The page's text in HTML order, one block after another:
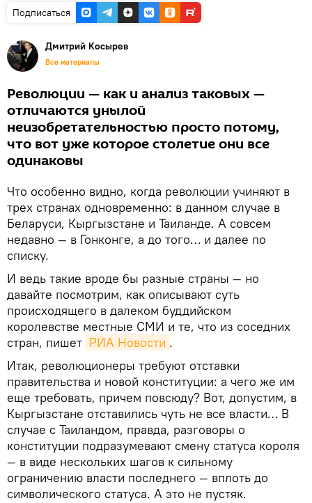
Подписаться
Дмитрий Косырев
Все материалы
Революции — как и анализ таковых —
отличаются унылой
неизобретательностью просто потому,
что вот уже которое столетие они все
одинаковы
Что особенно видно, когда революции учиняют в
трех странах одновременно: в данном случае в
Беларуси, Кыргызстане и Таиланде. А совсем
недавно — в Гонконге, а до того… и далее по
списку.
И ведь такие вроде бы разные страны — но
давайте посмотрим, как описывают суть
происходящего в далеком буддийском
королевстве местные СМИ и те, что из соседних
стран, пишет РИА Новости .
Итак, революционеры требуют отставки
правительства и новой конституции: а чего же им
еще требовать, причем повсюду? Вот, допустим, в
Кыргызстане отставились чуть не все власти… В
случае с Таиландом, правда, разговоры о
конституции подразумевают смену статуса короля
— в виде нескольких шагов к сильному
ограничению власти последнего — вплоть до
символического статуса. А это не пустяк.